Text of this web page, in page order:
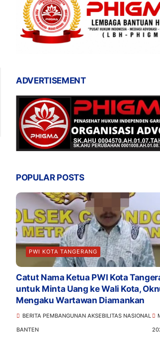
ADVERTISEMENT
POPULAR POSTS
PWI KOTA TANGERANG
Catut Nama Ketua PWI Kota
untuk Minta Uang ke Wali Kota,
Mengaku Wartawan Diamankan
BERITA PEMBANGUNAN AKSEBILITAS NASIONAL
BANTEN